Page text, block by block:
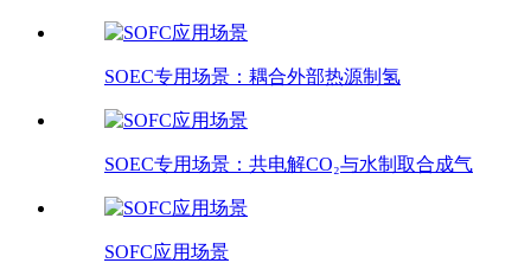
SOEC专用场景：耦合外部热源制氢
SOEC专用场景：共电解CO₂与水制取合成气
SOFC应用场景